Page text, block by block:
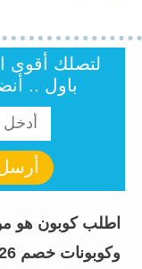
لتصلك أقوى
باول ..
اطلب كوبون هو